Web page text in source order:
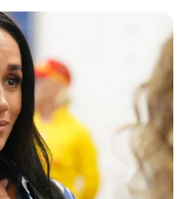
2019 berpacaran dengan
aktris.
Bayu Skak,
sebagai komedian, aktor,